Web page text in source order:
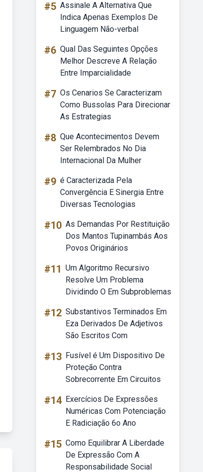
#5 Assinale A Alternativa Que
Indica Apenas Exemplos De
Linguagem Não-verbal
#6 Qual Das Seguintes Opções
Melhor Descreve A Relação
Entre Imparcialidade
#7 Os Cenarios Se Caracterizam
Como Bussolas Para Direcionar
As Estrategias
#8 Que Acontecimentos Devem
Ser Relembrados No Dia
Internacional Da Mulher
#9 é Caracterizada Pela
Convergência E Sinergia Entre
Diversas Tecnologias
#10 As Demandas Por Restituição
Dos Mantos Tupinambás Aos
Povos Originários
#11 Um Algoritmo Recursivo
Resolve Um Problema
Dividindo O Em Subproblemas
#12 Substantivos Terminados Em
Eza Derivados De Adjetivos
São Escritos Com
#13 Fusível é Um Dispositivo De
Proteção Contra
Sobrecorrente Em Circuitos
#14 Exercícios De Expressões
Numéricas Com Potenciação
E Radiciação 6o Ano
#15 Como Equilibrar A Liberdade
De Expressão Com A
Responsabilidade Social